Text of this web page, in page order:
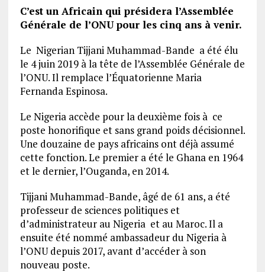
C’est un Africain qui présidera l’Assemblée
Générale de l’ONU pour les cinq ans à venir.
Le Nigerian Tijjani Muhammad-Bande a été élu
le 4 juin 2019 à la tête de l’Assemblée Générale de
l’ONU. Il remplace l’Équatorienne Maria
Fernanda Espinosa.
Le Nigeria accède pour la deuxième fois à ce
poste honorifique et sans grand poids décisionnel.
Une douzaine de pays africains ont déjà assumé
cette fonction. Le premier a été le Ghana en 1964
et le dernier, l’Ouganda, en 2014.
Tijjani Muhammad-Bande, âgé de 61 ans, a été
professeur de sciences politiques et
d’administrateur au Nigeria et au Maroc. Il a
ensuite été nommé ambassadeur du Nigeria à
l’ONU depuis 2017, avant d’accéder à son
nouveau poste.